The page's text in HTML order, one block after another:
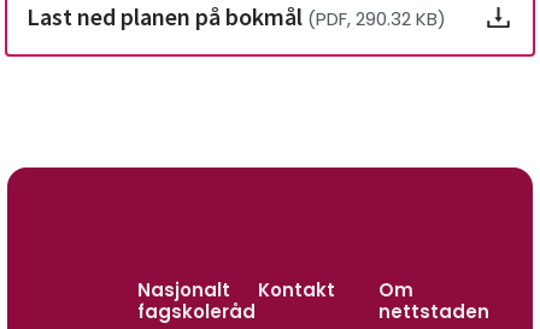
Last ned planen på bokmål (PDF, 290.32 KB)
Nasjonalt
fagskoleråd
Kontakt
Om
nettstaden